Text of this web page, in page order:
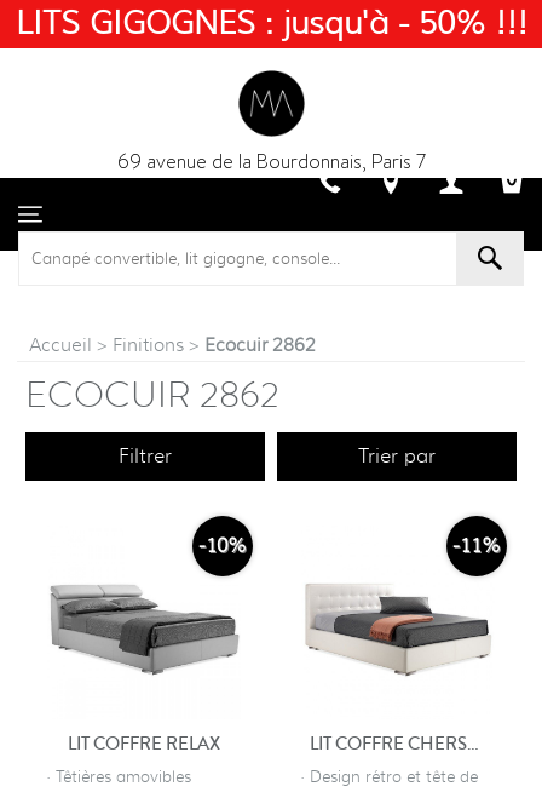
69 avenue de la Bourdonnais, Paris 7
Accueil > Finitions > Ecocuir 2862
ECOCUIR 2862
Filtrer Trier par
-10%
LIT COFFRE RELAX
· Têtières amovibles
-11%
LIT COFFRE CHERSTERFIELD
· Design rétro et tête de
LITS GIGOGNES : jusqu'à - 50% !!!